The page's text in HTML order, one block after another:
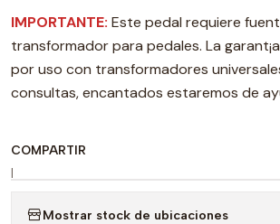
IMPORTANTE: Este pedal requiere
transformador para pedales. La
por uso con transformadores
consultas, encantados estaremos de
COMPARTIR
|
Mostrar stock de ubicaciones